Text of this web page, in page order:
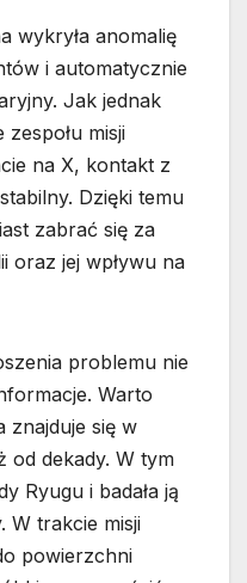
wykryła anomalię
i automatycznie
Jak jednak
zespołu misji
na X, kontakt z
Dzięki temu
zabrać się za
oraz jej wpływu na
problemu nie
Warto
znajduje się w
od dekady. W tym
Ryugu i badała ją
W trakcie misji
powierzchni